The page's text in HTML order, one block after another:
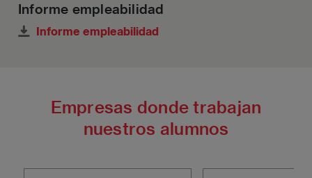
Informe empleabilidad
Informe empleabilidad
Empresas donde trabajan
nuestros alumnos